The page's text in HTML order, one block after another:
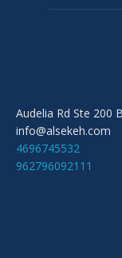
info@alsekeh.com
4696745532
962796092111